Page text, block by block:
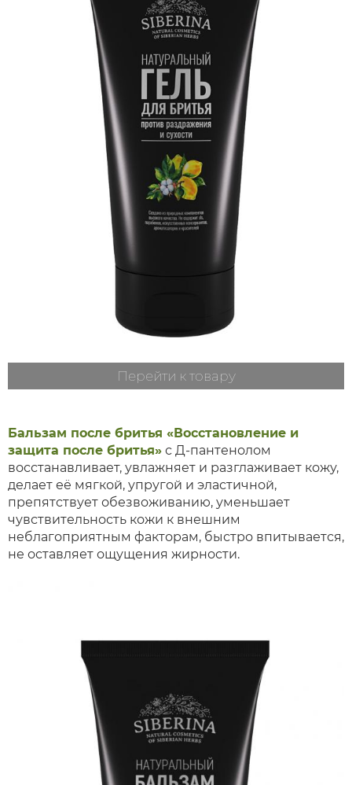
Перейти к товару
Бальзам после бритья «Восстановление и
защита после бритья» с Д-пантенолом
восстанавливает, увлажняет и разглаживает кожу,
делает её мягкой, упругой и эластичной,
препятствует обезвоживанию, уменьшает
чувствительность кожи к внешним
неблагоприятным факторам, быстро впитывается,
не оставляет ощущения жирности.